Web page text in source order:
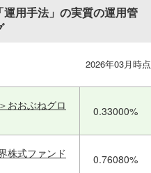
用手法」の実質の運用管
2026年03月時点
おおぶねグロ
0.33000%
株式ファンド
0.76080%